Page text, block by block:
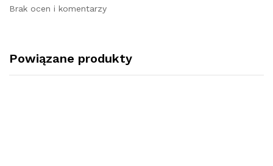
Brak ocen i komentarzy
Powiązane produkty